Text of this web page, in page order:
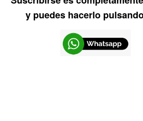
y puedes hacerlo